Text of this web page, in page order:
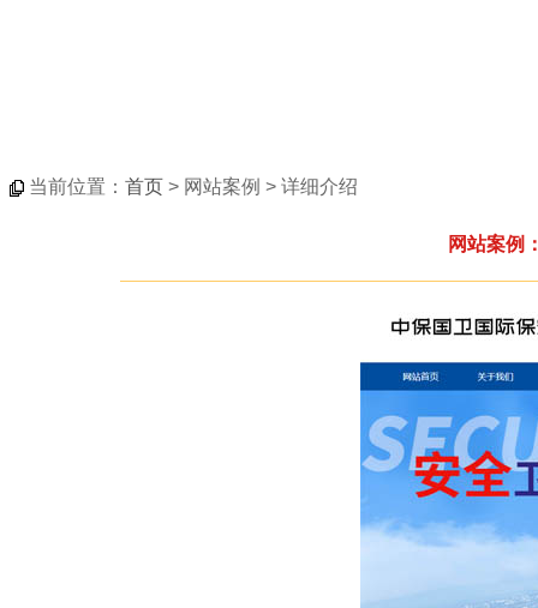
当前位置： 首页 > 网站案例 > 详细介绍
网站案例